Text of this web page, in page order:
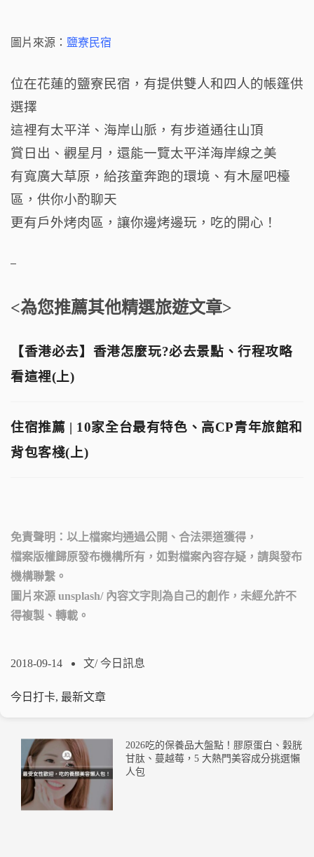
圖片來源： 鹽寮民宿
位在花蓮的鹽寮民宿，有提供雙人和四人的帳篷供
選擇
這裡有太平洋、海岸山脈，有步道通往山頂
賞日出、觀星月，還能一覽太平洋海岸線之美
有寬廣大草原，給孩童奔跑的環境、有木屋吧檯
區，供你小酌聊天
更有戶外烤肉區，讓你邊烤邊玩，吃的開心！
–
<為您推薦其他精選旅遊文章>
【香港必去】香港怎麼玩?必去景點、行程攻略
看這裡(上)
住宿推薦 | 10家全台最有特色、高CP青年旅館和
背包客棧(上)
免責聲明：以上檔案均通過公開、合法渠道獲得，
檔案版權歸原發布機構所有，如對檔案內容存疑，請與發布
機構聯繫。
圖片來源 unsplash/ 內容文字則為自己的創作，未經允許不
得複製、轉載。
2018-09-14 文/今日訊息
今日打卡, 最新文章
2026吃的保養品大盤點！膠原蛋白、穀胱
甘肽、蔓越莓，5 大熱門美容成分挑選懶
人包